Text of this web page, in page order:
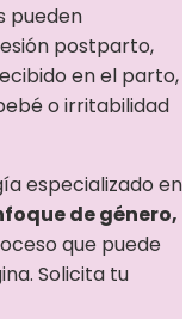
pueden
postparto,
en el parto,
o irritabilidad
especializado en
de género,
que puede
Solicita tu